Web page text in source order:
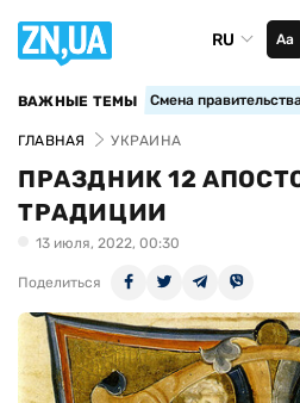
RU Аа
ВАЖНЫЕ ТЕМЫ Смена
ГЛАВНАЯ УКРАИНА
ПРАЗДНИК 12
ТРАДИЦИИ
13 июля, 2022, 00:30
Поделиться